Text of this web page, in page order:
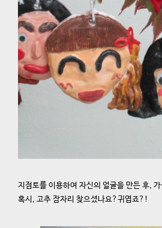
지점토를 이용하여 자신의 얼굴을 만든 후,
혹시, 고추 잠자리 찾으셨나요?귀엽죠?!